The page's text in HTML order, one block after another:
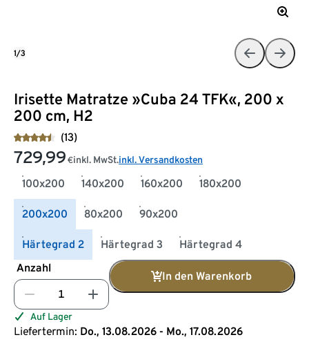
Irisette Matratze »Cuba 24 TFK«, 200 x
200 cm, H2
(13)
729,99 €inkl. MwSt.inkl. Versandkosten
100x200 140x200 160x200 180x200
200x200 80x200 90x200
Härtegrad 2 Härtegrad 3
Härtegrad 4
Anzahl
In den Warenkorb
Auf Lager
Liefertermin: Do., 13.08.2026 - Mo., 17.08.2026
1/3